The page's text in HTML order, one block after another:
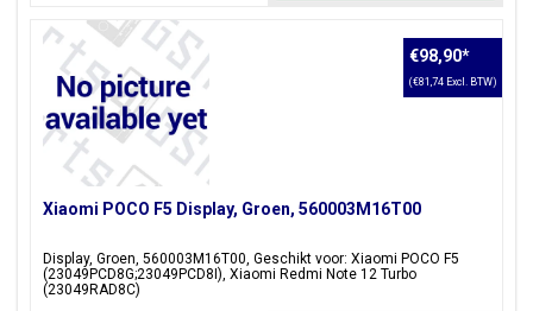
Xiaomi POCO F5 Display, Groen, 560003M16T00
Display, Groen, 560003M16T00, Geschikt voor: Xiaomi POCO F5
(23049PCD8G;23049PCD8I), Xiaomi Redmi Note 12 Turbo
(23049RAD8C)
€98,90*
(€81,74 Excl. BTW)